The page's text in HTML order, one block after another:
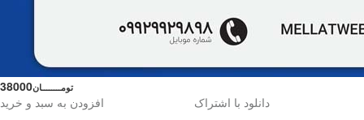
38000تومــــــــان
افزودن به سبد و خرید
دانلود با اشتراک